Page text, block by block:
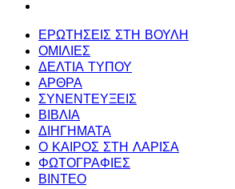
ΕΡΩΤΗΣΕΙΣ ΣΤΗ ΒΟΥΛΗ
ΟΜΙΛΙΕΣ
ΔΕΛΤΙΑ ΤΥΠΟΥ
ΑΡΘΡΑ
ΣΥΝΕΝΤΕΥΞΕΙΣ
ΒΙΒΛΙΑ
ΔΙΗΓΗΜΑΤΑ
Ο ΚΑΙΡΟΣ ΣΤΗ ΛΑΡΙΣΑ
ΦΩΤΟΓΡΑΦΙΕΣ
ΒΙΝΤΕΟ